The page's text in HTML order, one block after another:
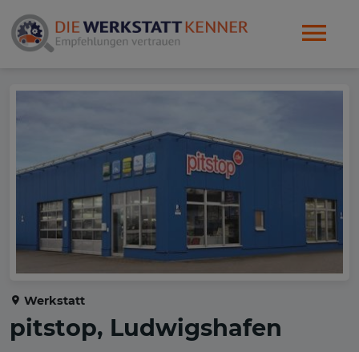
Werkstatt
pitstop, Ludwigshafen